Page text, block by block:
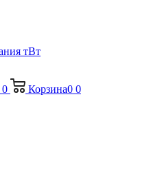
0 Корзина0 0